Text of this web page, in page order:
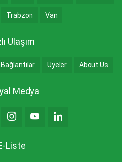
Trabzon Van
Ulaşım
Bağlantılar Üyeler About Us
Medya
Liste